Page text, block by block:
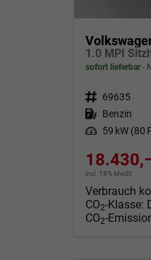
sofort lieferbar
Fahrzeugnr. 69635
Kraftstoff Benzin
Leistung 59 kW (80
incl. 19% MwSt.
Verbrauch
CO2-Klasse:
CO2-